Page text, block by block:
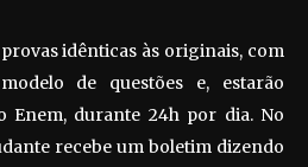
idênticas às originais, com
de questões e, estarão
Enem, durante 24h por dia. No
recebe um boletim dizendo